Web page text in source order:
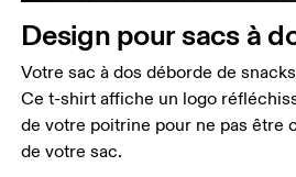
Design pour sacs à
Votre sac à dos déborde de
Ce t-shirt affiche un logo
de votre poitrine pour ne pas être
de votre sac.